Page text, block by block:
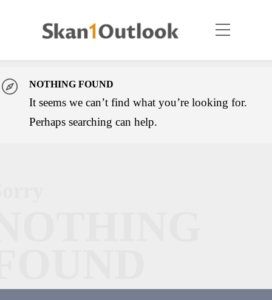
NOTHING FOUND
It seems we can’t find what you’re looking for.
Perhaps searching can help.